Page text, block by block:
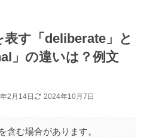
表す「deliberate」と
」の違いは？例文
2月14日 2024年10月7日
含む場合があります。